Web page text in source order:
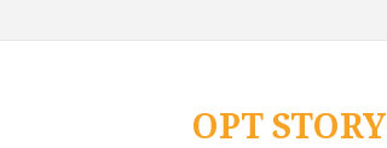
OPT STORY